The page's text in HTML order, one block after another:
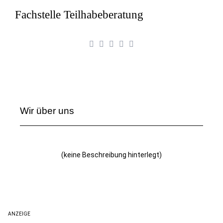
Fachstelle Teilhabeberatung
Wir über uns
(keine Beschreibung hinterlegt)
ANZEIGE